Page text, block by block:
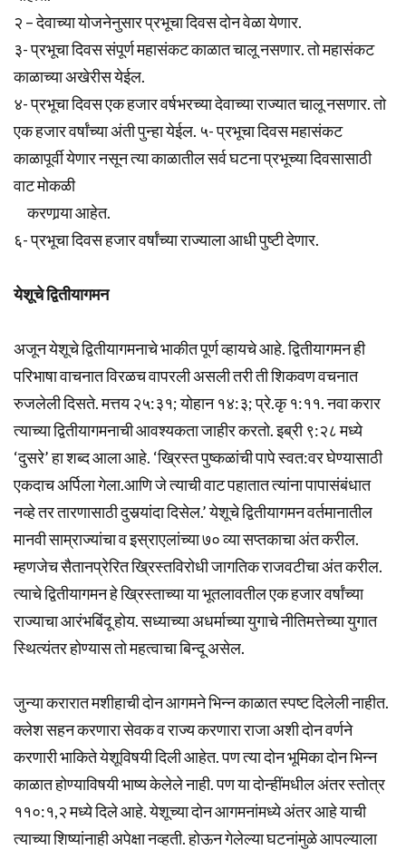
२ – देवाच्या योजनेनुसार प्रभूचा दिवस दोन वेळा येणार.
३- प्रभूचा दिवस संपूर्ण महासंकट काळात चालू नसणार. तो महासंकट
काळाच्या अखेरीस येईल.
४- प्रभूचा दिवस एक हजार वर्षभरच्या देवाच्या राज्यात चालू नसणार. तो
एक हजार वर्षांच्या अंती पुन्हा येईल. ५- प्रभूचा दिवस महासंकट
काळापूर्वी येणार नसून त्या काळातील सर्व घटना प्रभूच्या दिवसासाठी
वाट मोकळी
करणार्‍या आहेत.
६- प्रभूचा दिवस हजार वर्षांच्या राज्याला आधी पुष्टी देणार.
येशूचे द्वितीयागमन
अजून येशूचे द्वितीयागमनाचे भाकीत पूर्ण व्हायचे आहे. द्वितीयागमन ही
परिभाषा वाचनात विरळच वापरली असली तरी ती शिकवण वचनात
रुजलेली दिसते. मत्तय २५:३१; योहान १४:३; प्रे.कृ १:११. नवा करार
त्याच्या द्वितीयागमनाची आवश्यकता जाहीर करतो. इब्री ९:२८ मध्ये
‘दुसरे’ हा शब्द आला आहे. ‘ख्रिस्त पुष्कळांची पापे स्वत:वर घेण्यासाठी
एकदाच अर्पिला गेला.आणि जे त्याची वाट पहातात त्यांना पापासंबंधात
नव्हे तर तारणासाठी दुसर्‍यांदा दिसेल.’ येशूचे द्वितीयागमन वर्तमानातील
मानवी साम्राज्यांचा व इस्राएलांच्या ७० व्या सप्तकाचा अंत करील.
म्हणजेच सैतानप्रेरित ख्रिस्तविरोधी जागतिक राजवटीचा अंत करील.
त्याचे द्वितीयागमन हे ख्रिस्ताच्या या भूतलावतील एक हजार वर्षांच्या
राज्याचा आरंभबिंदू होय. सध्याच्या अधर्माच्या युगाचे नीतिमत्तेच्या युगात
स्थित्यंतर होण्यास तो महत्वाचा बिन्दू असेल.
जुन्या करारात मशीहाची दोन आगमने भिन्न काळात स्पष्ट दिलेली नाहीत.
क्लेश सहन करणारा सेवक व राज्य करणारा राजा अशी दोन वर्णने
करणारी भाकिते येशूविषयी दिली आहेत. पण त्या दोन भूमिका दोन भिन्न
काळात होण्याविषयी भाष्य केलेले नाही. पण या दोन्हींमधील अंतर स्तोत्र
११०:१,२ मध्ये दिले आहे. येशूच्या दोन आगमनांमध्ये अंतर आहे याची
त्याच्या शिष्यांनाही अपेक्षा नव्हती. होऊन गेलेल्या घटनांमुळे आपल्याला